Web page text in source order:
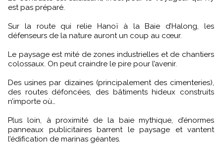
est pas préparé.
Sur la route qui relie Hanoï à la Baie d’Halong, les
défenseurs de la nature auront un coup au cœur.
Le paysage est mité de zones industrielles et de chantiers
colossaux. On peut craindre le pire pour l’avenir.
Des usines par dizaines (principalement des cimenteries),
des routes défoncées, des bâtiments hideux construits
n’importe où…
Plus loin, à proximité de la baie mythique, d’énormes
panneaux publicitaires barrent le paysage et vantent
l’édification de marinas géantes.